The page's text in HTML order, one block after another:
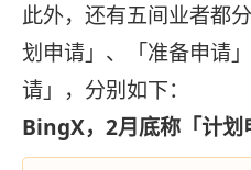
此外，还有五间业者都
划申请」、「准备申请
请」，分别如下：
BingX，2月底称「计划